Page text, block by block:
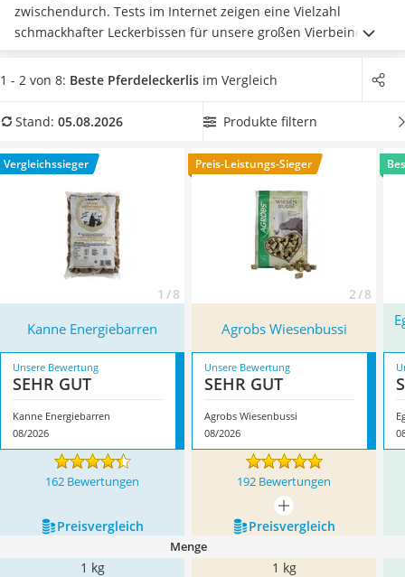
Magnesiumpräparat
Katzenklappe
Nackenmassagegerät
Zeckenschutz Katze
Philips-Sonicare-Zahnbürste
Mineralfutter Pferd
Massagegerät
zwischendurch. Tests im Internet zeigen eine Vielzahl
schmackhafter Leckerbissen für unsere großen Vierbeiner,
um auch ihnen zu zeigen, dass sie etwas gut gemacht haben.
Wählen Sie jetzt aus unserer Vergleichstabelle
Pferd. Sie werden Ihrem Liebling neben dem täglichen
hier im August 2026 besonders das ModellKanne
Energiebarren
mit seinen Eigenschaften.
1 - 2 von 8: Beste Pferdeleckerlis im Vergleich
Stand: 05.08.2026 Produkte filtern
Vergleichssieger
1 / 8
Preis-Leistungs-Sieger
2 / 8
Kanne Energiebarren Agrobs Wiesenbussi
Unsere Bewertung
SEHR GUT
Kanne Energiebarren
08/2026
Unsere Bewertung
SEHR GUT
Agrobs Wiesenbussi
08/2026
162 Bewertungen 192 Bewertungen
mehr anzeigen
Preis­vergleich
Preis­vergleich
Menge
1 kg 1 kg